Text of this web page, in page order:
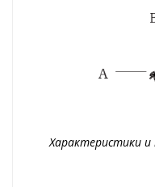
Характеристики и